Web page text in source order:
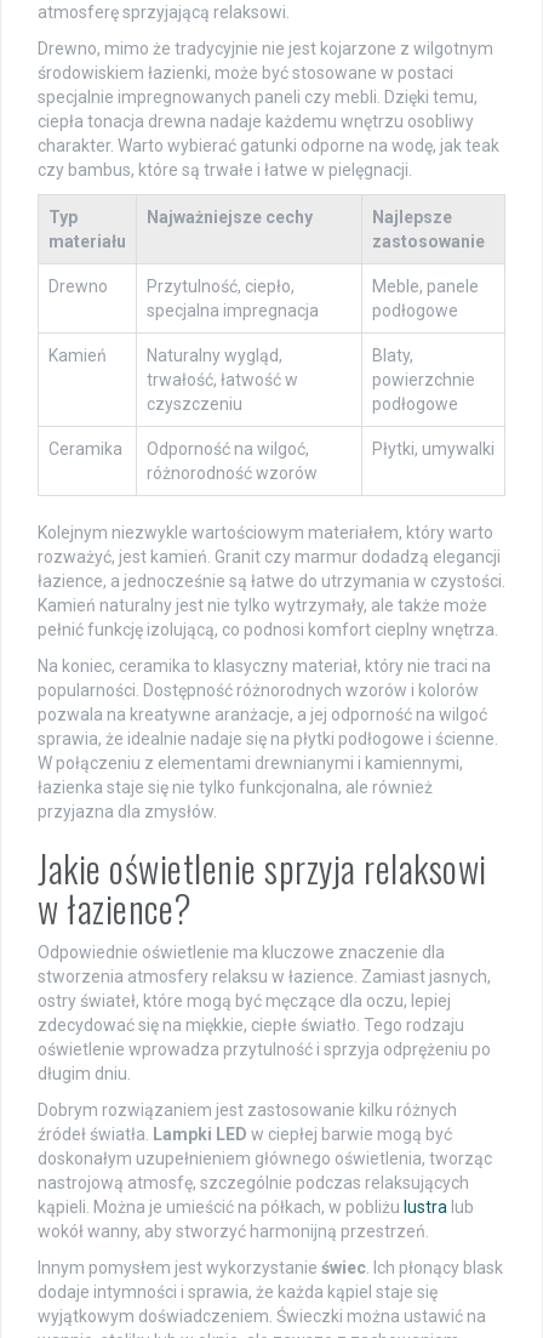
atmosferę sprzyjającą relaksowi.
Drewno, mimo że tradycyjnie nie jest kojarzone z wilgotnym
środowiskiem łazienki, może być stosowane w postaci
specjalnie impregnowanych paneli czy mebli. Dzięki temu,
ciepła tonacja drewna nadaje każdemu wnętrzu osobliwy
charakter. Warto wybierać gatunki odporne na wodę, jak teak
czy bambus, które są trwałe i łatwe w pielęgnacji.
Typ
materiału
Najważniejsze cechy
Najlepsze
zastosowanie
Drewno
Przytulność, ciepło,
specjalna impregnacja
Meble, panele
podłogowe
Kamień
Naturalny wygląd,
trwałość, łatwość w
czyszczeniu
Blaty,
powierzchnie
podłogowe
Ceramika
Odporność na wilgoć,
różnorodność wzorów
Płytki, umywalki
Kolejnym niezwykle wartościowym materiałem, który warto
rozważyć, jest kamień. Granit czy marmur dodadzą elegancji
łazience, a jednocześnie są łatwe do utrzymania w czystości.
Kamień naturalny jest nie tylko wytrzymały, ale także może
pełnić funkcję izolującą, co podnosi komfort cieplny wnętrza.
Na koniec, ceramika to klasyczny materiał, który nie traci na
popularności. Dostępność różnorodnych wzorów i kolorów
pozwala na kreatywne aranżacje, a jej odporność na wilgoć
sprawia, że idealnie nadaje się na płytki podłogowe i ścienne.
W połączeniu z elementami drewnianymi i kamiennymi,
łazienka staje się nie tylko funkcjonalna, ale również
przyjazna dla zmysłów.
Jakie oświetlenie sprzyja relaksowi
w łazience?
Odpowiednie oświetlenie ma kluczowe znaczenie dla
stworzenia atmosfery relaksu w łazience. Zamiast jasnych,
ostry świateł, które mogą być męczące dla oczu, lepiej
zdecydować się na miękkie, ciepłe światło. Tego rodzaju
oświetlenie wprowadza przytulność i sprzyja odprężeniu po
długim dniu.
Dobrym rozwiązaniem jest zastosowanie kilku różnych
źródeł światła. Lampki LED w ciepłej barwie mogą być
doskonałym uzupełnieniem głównego oświetlenia, tworząc
nastrojową atmosfę, szczególnie podczas relaksujących
kąpieli. Można je umieścić na półkach, w pobliżu lustra lub
wokół wanny, aby stworzyć harmonijną przestrzeń.
Innym pomysłem jest wykorzystanie świec. Ich płonący blask
dodaje intymności i sprawia, że każda kąpiel staje się
wyjątkowym doświadczeniem. Świeczki można ustawić na